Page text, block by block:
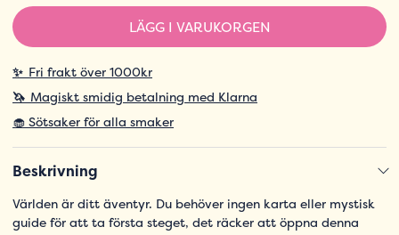
LÄGG I VARUKORGEN
✨ Fri frakt över 1000kr
🦄 Magiskt smidig betalning med Klarna
🧁 Sötsaker för alla smaker
Beskrivning
Världen är ditt äventyr. Du behöver ingen karta eller mystisk
guide för att ta första steget, det räcker att öppna denna